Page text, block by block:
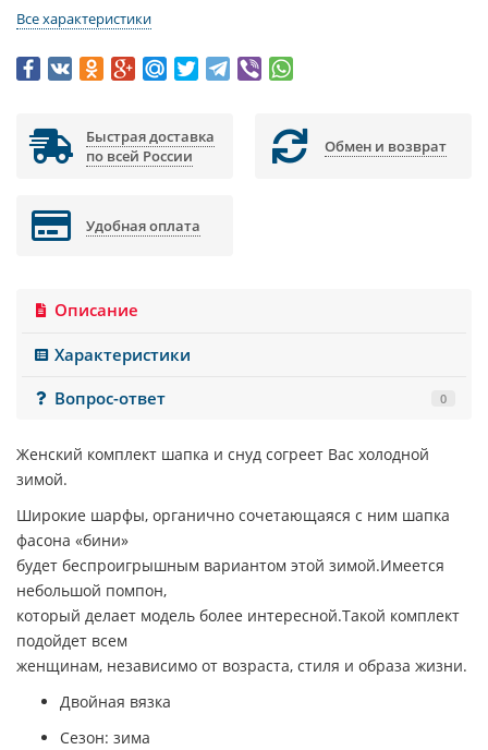
Все характеристики
Быстрая доставка
по всей России
Обмен и возврат
Удобная оплата
Описание
Характеристики
Вопрос-ответ
0
Женский комплект шапка и снуд согреет Вас холодной
зимой.
Широкие шарфы, органично сочетающаяся с ним шапка
фасона «бини»
будет беспроигрышным вариантом этой зимой.Имеется
небольшой помпон,
который делает модель более интересной.Такой комплект
подойдет всем
женщинам, независимо от возраста, стиля и образа жизни.
Двойная вязка
Сезон: зима